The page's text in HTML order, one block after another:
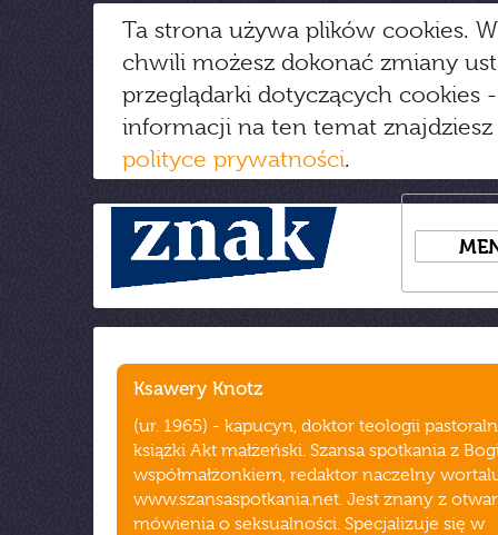
Ta strona używa plików cookies.
chwili możesz dokonać zmiany
przeglądarki dotyczących cookies
informacji na ten temat
polityce prywatności.
Ksawery Knotz
(ur. 1965) - kapucyn, doktor teologii
książki Akt małżeński. Szansa spotkania z
współmałżonkiem, redaktor naczelny
www.szansaspotkania.net. Jest znany z
mówienia o seksualności. Specjalizuje się w